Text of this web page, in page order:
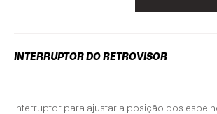
INTERRUPTOR DO RETROVISOR
Interruptor para ajustar a posição dos